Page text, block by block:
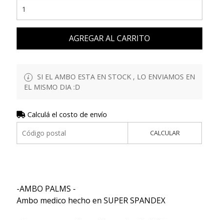
AGREGAR AL CARRITO
SI EL AMBO ESTA EN STOCK , LO ENVIAMOS EN
EL MISMO DIA :D
Calculá el costo de envío
CALCULAR
-AMBO PALMS -
Ambo medico hecho en SUPER SPANDEX